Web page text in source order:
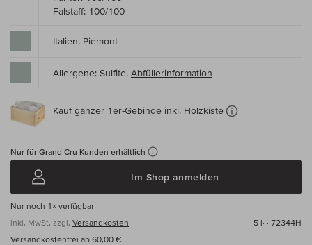
Falstaff: 100/100
Italien, Piemont
Allergene: Sulfite, Abfüllerinformation
Kauf ganzer 1er-Gebinde inkl. Holzkiste
Nur für Grand Cru Kunden erhältlich
Im Shop anmelden
Nur noch 1× verfügbar
inkl. MwSt, zzgl. Versandkosten 5 l· · 72344H
Versandkostenfrei ab 60,00 €